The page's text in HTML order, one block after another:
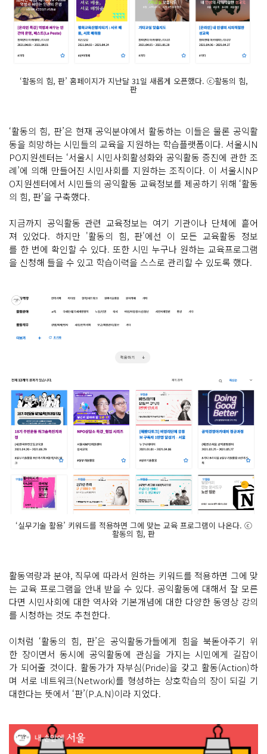
‘활동의 힘, 판’ 홈페이지가 지난달 31일 새롭게 오픈했다. ⓒ활동의 힘,
판
‘활동의 힘, 판’은 현재 공익분야에서 활동하는 이들은 물론 공익활
동을 희망하는 시민들의 교육을 지원하는 학습플랫폼이다. 서울시N
PO지원센터는 ‘서울시 시민사회활성화와 공익활동 증진에 관한 조
례’에 의해 만들어진 시민사회를 지원하는 조직이다. 이 서울시NP
O지원센터에서 시민들의 공익활동 교육정보를 제공하기 위해 ‘활동
의 힘, 판’을 구축했다.
지금까지 공익활동 관련 교육정보는 여기 기관이나 단체에 흩어
져 있었다. 하지만 '활동의 힘, 판'에선 이 모든 교육활동 정보
를 한 번에 확인할 수 있다. 또한 시민 누구나 원하는 교육프로그램
을 신청해 들을 수 있고 학습이력을 스스로 관리할 수 있도록 했다.
‘실무기술 활용’ 키워드를 적용하면 그에 맞는 교육 프로그램이 나온다. ⓒ
활동의 힘, 판
활동역량과 분야, 직무에 따라서 원하는 키워드를 적용하면 그에 맞
는 교육 프로그램을 안내 받을 수 있다. 공익활동에 대해서 잘 모른
다면 시민사회에 대한 역사와 기본개념에 대한 다양한 동영상 강의
를 시청하는 것도 추천한다.
이처럼 ‘활동의 힘, 판’은 공익활동가들에게 힘을 북돋아주기 위
한 장이면서 동시에 공익활동에 관심을 가지는 시민에게 길잡이
가 되어줄 것이다. 활동가가 자부심(Pride)을 갖고 활동(Action)하
며 서로 네트워크(Network)를 형성하는 상호학습의 장이 되길 기
대한다는 뜻에서 ‘판’(P.A.N)이라 지었다.